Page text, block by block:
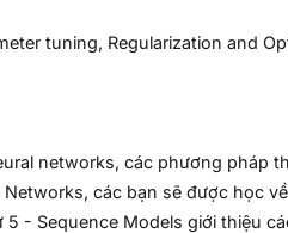
tuning, Regularization and
networks, các phương pháp
các bạn sẽ được học
- Sequence Models giới thiệu